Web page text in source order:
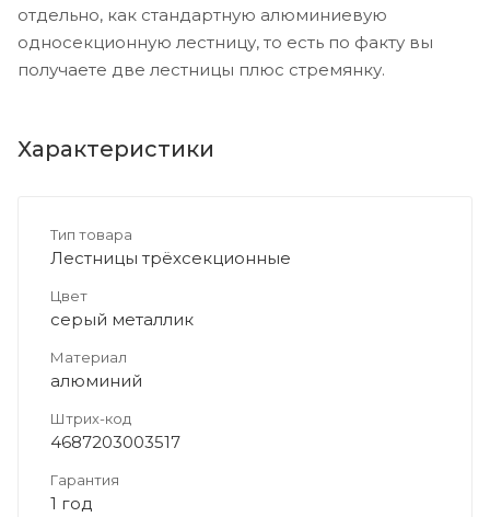
отдельно, как стандартную алюминиевую
односекционную лестницу, то есть по факту вы
получаете две лестницы плюс стремянку.
Характеристики
Тип товара
Лестницы трёхсекционные
Цвет
серый металлик
Материал
алюминий
Штрих-код
4687203003517
Гарантия
1 год